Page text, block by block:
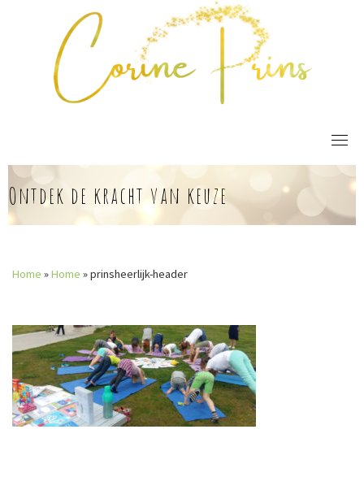
Ontdek de kracht van keuze
Home »Home »prinsheerlijk-header